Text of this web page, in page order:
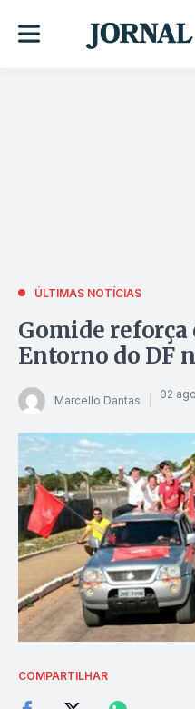
ÚLTIMAS NOTÍCIAS
Gomide
Entorno do DF
Marcello Dantas 02
COMPARTILHAR